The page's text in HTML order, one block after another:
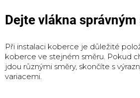
Dejte vlákna
Při instalaci koberce je důležité
koberce ve stejném směru. Pokud
jdou různými směry, skončíte s
variacemi.